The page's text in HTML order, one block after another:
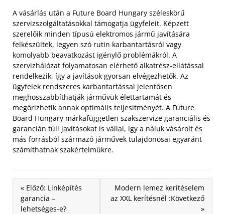
A vásárlás után a Future Board Hungary széleskörű
szervizszolgáltatásokkal támogatja ügyfeleit. Képzett
szerelőik minden típusú elektromos jármű javítására
felkészültek, legyen szó rutin karbantartásról vagy
komolyabb beavatkozást igénylő problémákról. A
szervizhálózat folyamatosan elérhető alkatrész-ellátással
rendelkezik, így a javítások gyorsan elvégezhetők. Az
ügyfelek rendszeres karbantartással jelentősen
meghosszabbíthatják járművük élettartamát és
megőrizhetik annak optimális teljesítményét. A Future
Board Hungary márkafüggetlen szakszervize garanciális és
garancián túli javításokat is vállal, így a náluk vásárolt és
más forrásból származó járművek tulajdonosai egyaránt
számíthatnak szakértelmükre.
« Előző: Linképítés
garancia –
lehetséges-e?
Modern lemez kerítéselem
az XXL kerítésnél :Következő
»